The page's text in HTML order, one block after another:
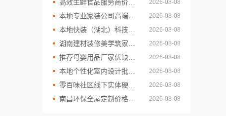
2026-08-08
2026-08-08
2026-08-08
2026-08-08
2026-08-08
2026-08-08
2026-08-08
2026-08-08